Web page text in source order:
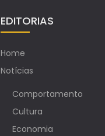
EDITORIAS
Home
Notícias
Comportamento
Cultura
Economia